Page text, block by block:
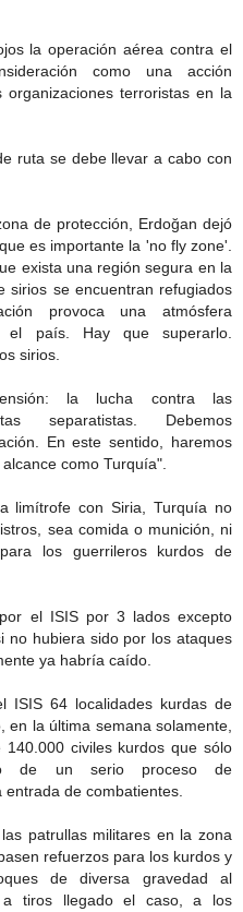
la operación aérea contra el
como una acción
organizaciones terroristas en la
ruta se debe llevar a cabo con
de protección, Erdoğan dejó
es importante la 'no fly zone'.
exista una región segura en la
sirios se encuentran refugiados
provoca una atmósfera
el país. Hay que superarlo.
sirios.
la lucha contra las
separatistas. Debemos
En este sentido, haremos
como Turquía".
limítrofe con Siria, Turquía no
sea comida o munición, ni
los guerrileros kurdos de
el ISIS por 3 lados excepto
no hubiera sido por los ataques
ya habría caído.
ISIS 64 localidades kurdas de
en la última semana solamente,
civiles kurdos que sólo
de un serio proceso de
de combatientes.
patrullas militares en la zona
refuerzos para los kurdos y
de diversa gravedad al
tiros llegado el caso, a los